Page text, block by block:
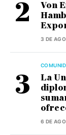
Von
3 DE
La
6 DE